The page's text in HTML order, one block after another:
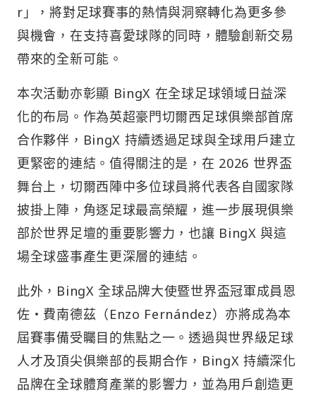
r」，將對足球賽事的熱情與洞察轉化為更多參
與機會，在支持喜愛球隊的同時，體驗創新交易
帶來的全新可能。
本次活動亦彰顯 BingX 在全球足球領域日益深
化的布局。作為英超豪門切爾西足球俱樂部首席
合作夥伴，BingX 持續透過足球與全球用戶建立
更緊密的連結。值得關注的是，在 2026 世界盃
舞台上，切爾西陣中多位球員將代表各自國家隊
披掛上陣，角逐足球最高榮耀，進一步展現俱樂
部於世界足壇的重要影響力，也讓 BingX 與這
場全球盛事產生更深層的連結。
此外，BingX 全球品牌大使暨世界盃冠軍成員恩
佐・費南德茲（Enzo Fernández）亦將成為本
屆賽事備受矚目的焦點之一。透過與世界級足球
人才及頂尖俱樂部的長期合作，BingX 持續深化
品牌在全球體育產業的影響力，並為用戶創造更